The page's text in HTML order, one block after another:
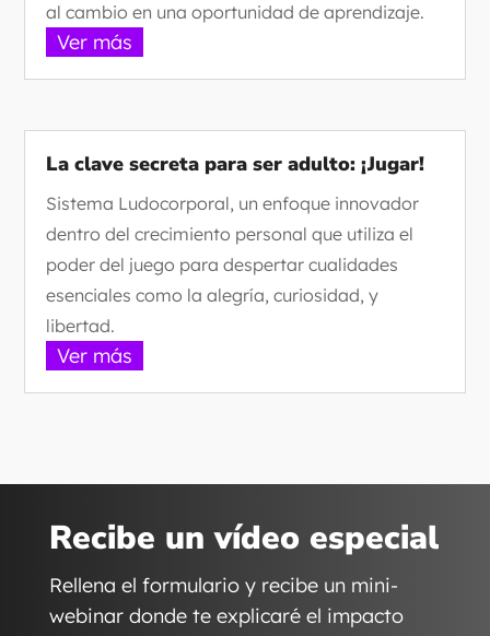
al cambio en una oportunidad de aprendizaje.
Ver más
La clave secreta para ser adulto: ¡Jugar!
Sistema Ludocorporal, un enfoque innovador
dentro del crecimiento personal que utiliza el
poder del juego para despertar cualidades
esenciales como la alegría, curiosidad, y
libertad.
Ver más
Recibe un vídeo especial
Rellena el formulario y recibe un mini-
webinar donde te explicaré el impacto